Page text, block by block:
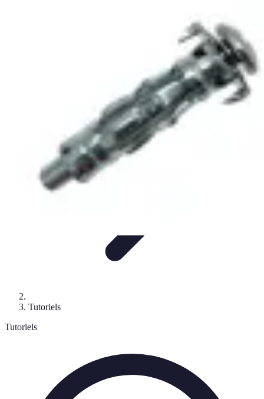
Tutoriels
Tutoriels